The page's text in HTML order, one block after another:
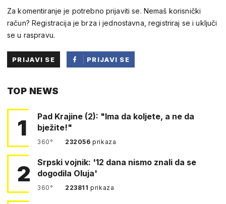
Za komentiranje je potrebno prijaviti se. Nemaš korisnički
račun? Registracija je brza i jednostavna, registriraj se i uključi
se u raspravu.
PRIJAVI SE
PRIJAVI SE
TOP NEWS
1
Pad Krajine (2): "Ima da koljete, a ne da
bježite!"
360° 232056prikaza
2
Srpski vojnik: '12 dana nismo znali da se
dogodila Oluja'
360° 223811prikaza